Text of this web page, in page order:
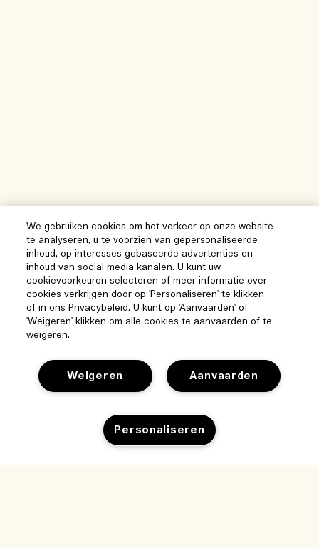
We gebruiken cookies om het verkeer op onze website
te analyseren, u te voorzien van gepersonaliseerde
inhoud, op interesses gebaseerde advertenties en
inhoud van social media kanalen. U kunt uw
cookievoorkeuren selecteren of meer informatie over
cookies verkrijgen door op 'Personaliseren' te klikken
of in ons Privacybeleid. U kunt op 'Aanvaarden' of
'Weigeren' klikken om alle cookies te aanvaarden of te
weigeren.
Aanvaarden
Weigeren
Personaliseren